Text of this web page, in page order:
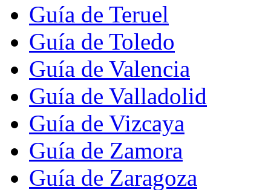
Guía de Teruel
Guía de Toledo
Guía de Valencia
Guía de Valladolid
Guía de Vizcaya
Guía de Zamora
Guía de Zaragoza